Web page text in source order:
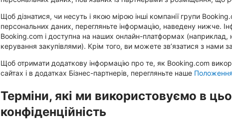
Щоб дізнатися, чи несуть і якою мірою інші компанії групи
персональних даних, перегляньте інформацію, наведену нижче.
Booking.com і доступна на наших онлайн-платформах (наприклад,
керування закупівлями). Крім того, ви можете зв’язатися з нами
Щоб отримати додаткову інформацію про те, як Booking.com
сайтах і в додатках Бізнес-партнерів, перегляньте наше
Терміни, які ми використовуємо в
конфіденційність